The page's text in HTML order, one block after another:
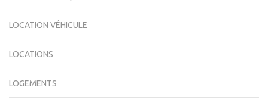
LOCATION VÉHICULE
LOCATIONS
LOGEMENTS